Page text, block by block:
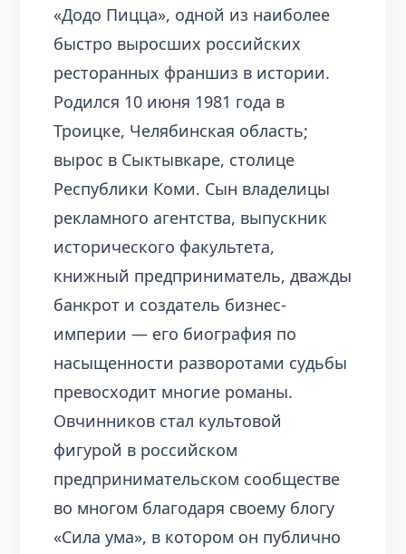
«Додо Пицца», одной из наиболее
быстро выросших российских
ресторанных франшиз в истории.
Родился 10 июня 1981 года в
Троицке, Челябинская область;
вырос в Сыктывкаре, столице
Республики Коми. Сын владелицы
рекламного агентства, выпускник
исторического факультета,
книжный предприниматель, дважды
банкрот и создатель бизнес-
империи — его биография по
насыщенности разворотами судьбы
превосходит многие романы.
Овчинников стал культовой
фигурой в российском
предпринимательском сообществе
во многом благодаря своему блогу
«Сила ума», в котором он публично